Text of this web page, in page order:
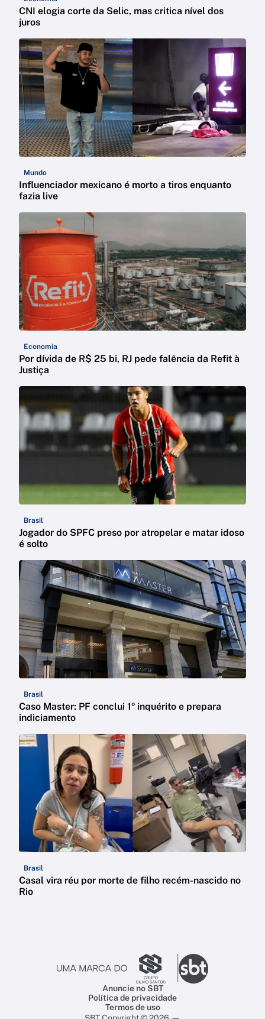
CNI elogia corte da Selic, mas critica nível dos
juros
Mundo
Influenciador mexicano é morto a tiros enquanto
fazia live
Economia
Por dívida de R$ 25 bi, RJ pede falência da Refit à
Justiça
Brasil
Jogador do SPFC preso por atropelar e matar idoso
é solto
Brasil
Caso Master: PF conclui 1º inquérito e prepara
indiciamento
Brasil
Casal vira réu por morte de filho recém-nascido no
Rio
Anuncie no SBT
Política de privacidade
Termos de uso